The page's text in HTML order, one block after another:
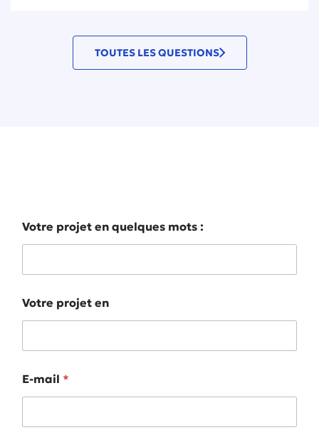
TOUTES LES QUESTIONS
Votre projet en quelques mots :
Votre projet en
E-mail *